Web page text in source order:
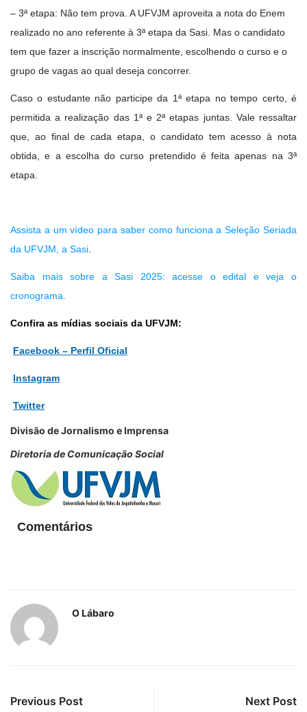
– 3ª etapa: Não tem prova. A UFVJM aproveita a nota do Enem
realizado no ano referente à 3ª etapa da Sasi. Mas o candidato
tem que fazer a inscrição normalmente, escolhendo o curso e o
grupo de vagas ao qual deseja concorrer.
Caso o estudante não participe da 1ª etapa no tempo certo, é
permitida a realização das 1ª e 2ª etapas juntas. Vale ressaltar
que, ao final de cada etapa, o candidato tem acesso à nota
obtida, e a escolha do curso pretendido é feita apenas na 3ª
etapa.
Assista a um vídeo para saber como funciona a Seleção Seriada
da UFVJM, a Sasi.
Saiba mais sobre a Sasi 2025: acesse o edital e veja o
cronograma.
Confira as mídias sociais da UFVJM:
Facebook – Perfil Oficial
Instagram
Twitter
Divisão de Jornalismo e Imprensa
Diretoria de Comunicação Social
Comentários
O Lábaro
Previous Post Next Post